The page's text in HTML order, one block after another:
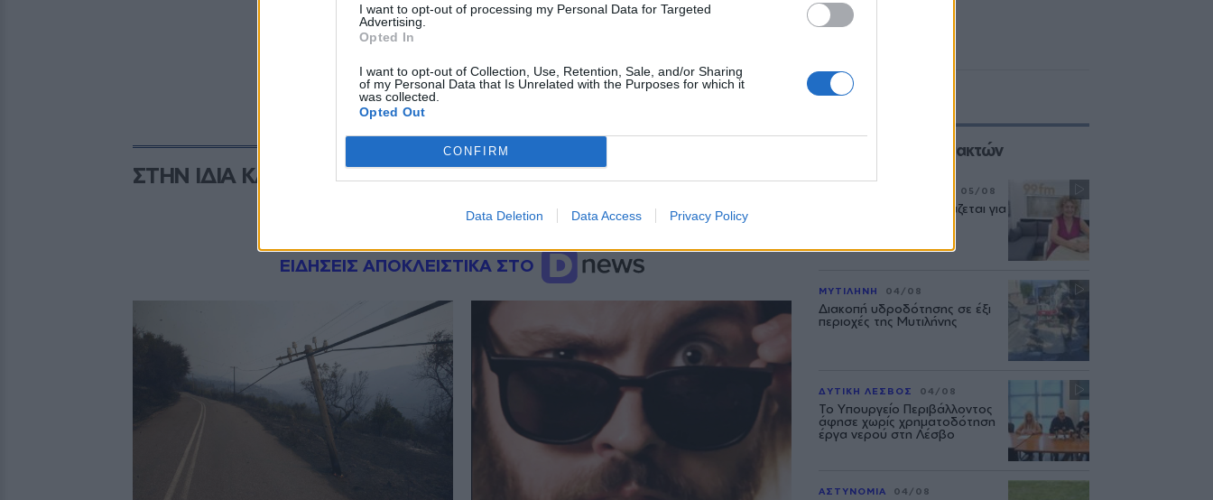
I want to opt-out of processing my Personal Data for Targeted
Advertising.
Opted In
I want to opt-out of Collection, Use, Retention, Sale, and/or Sharing
of my Personal Data that Is Unrelated with the Purposes for which it
was collected.
Opted Out
CONFIRM
Data Deletion Data Access Privacy Policy
ΣΤΗΝ ΙΔΙΑ ΚΑΤΗΓΟΡΙΑ
ΕΙΔΗΣΕΙΣ ΑΠΟΚΛΕΙΣΤΙΚΑ ΣΤΟ
Επιλογές των Συντακτών
05/08
«Η ασφάλεια δεν θυσιάζεται για
ΜΥΤΙΛΗΝΗ 04/08
Διακοπή υδροδότησης σε έξι
περιοχές της Μυτιλήνης
ΔΥΤΙΚΗ ΛΕΣΒΟΣ 04/08
Το Υπουργείο Περιβάλλοντος
άφησε χωρίς χρηματοδότηση
έργα νερού στη Λέσβο
ΑΣΤΥΝΟΜΙΑ 04/08